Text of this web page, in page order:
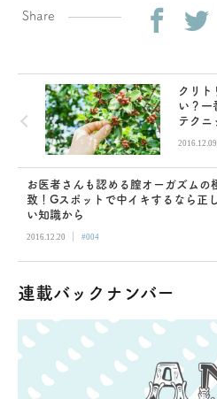
Share
クリト
い？一
テクニ
2016.12.09
お医者さんも認める膣オーガズムの
致！Gスポットで中イキするなら正し
い知識から
2016.12.20 | #004
連載バックナンバー